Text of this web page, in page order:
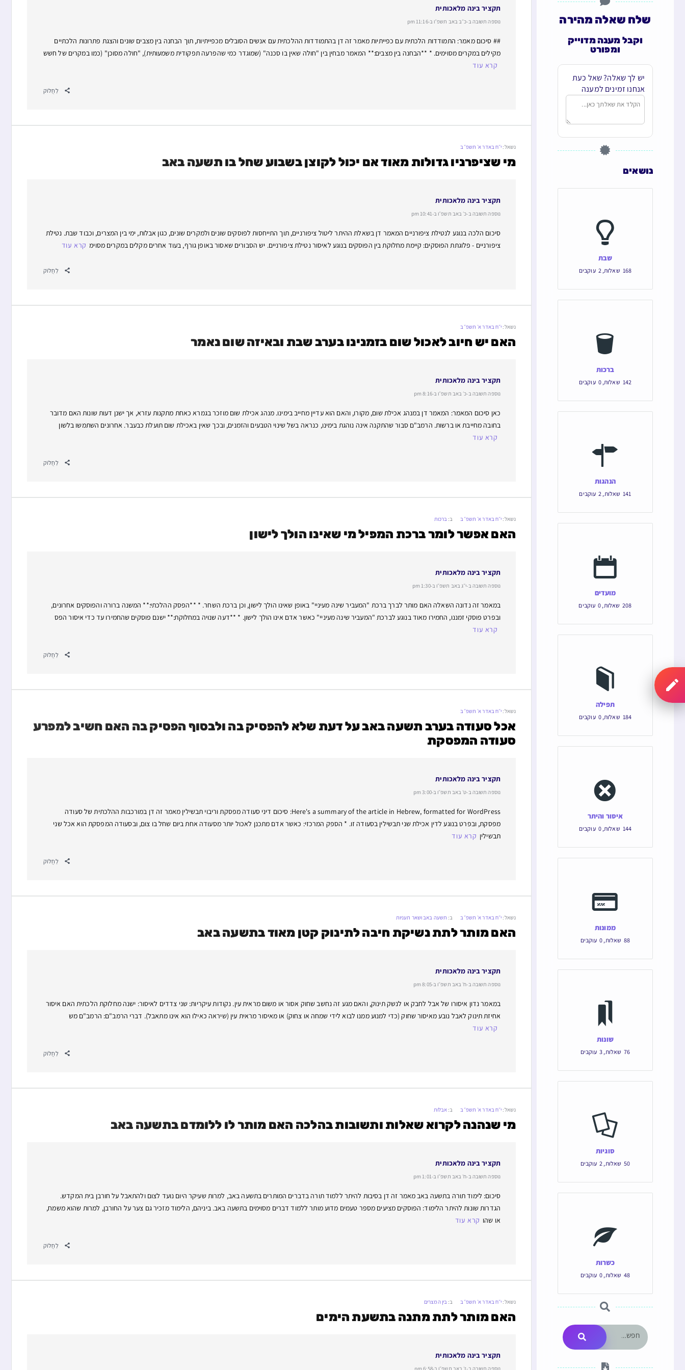
תקציר בינה מלאכותית
נוספה תשובה ב-כ״ב באב תשפ״ו ב-11:16 pm
## סיכום מאמר: התמודדות הלכתית עם כפייתיות מאמר זה דן בהתמודדות ההלכתית עם אנשים הסובלים מכפייתיות, תוך הבחנה בין מצבים שונים והצגת פתרונות הלכתיים
מקילים במקרים מסוימים. * **הבחנה בין מצבים:** המאמר מבחין בין "חולה שאין בו סכנה" (שמוגדר כמי שהפרעה תפקודית משמעותית), "חולה מסוכן" (כמו במקרים של חשש
קרא עוד
לַחֲלוֹק
נשאל: י״ח באדר א׳ תשפ״ב
מי שציפרניו גדולות מאוד אם יכול לקוצן בשבוע שחל בו תשעה באב
תקציר בינה מלאכותית
נוספה תשובה ב-כ׳ באב תשפ״ו ב-10:41 pm
סיכום הלכה בנוגע לנטילת ציפורניים המאמר דן בשאלת ההיתר ליטול ציפורניים, תוך התייחסות לפוסקים שונים ולמקרים שונים, כגון אבלות, ימי בין המצרים, וכבוד שבת. נטילת
ציפורניים - פלוגתת הפוסקים: קיימת מחלוקת בין הפוסקים בנוגע לאיסור נטילת ציפורניים. יש הסבורים שאסור באופן גורף, בעוד אחרים מקלים במקרים מסוימ קרא עוד
לַחֲלוֹק
נשאל: י״ח באדר א׳ תשפ״ב
האם יש חיוב לאכול שום בזמנינו בערב שבת ובאיזה שום נאמר
תקציר בינה מלאכותית
נוספה תשובה ב-כ׳ באב תשפ״ו ב-8:16 pm
כאן סיכום המאמר: המאמר דן במנהג אכילת שום, מקורו, והאם הוא עדיין מחייב בימינו. מנהג אכילת שום מוזכר בגמרא כאחת מתקנות עזרא, אך ישנן דעות שונות האם מדובר
בחובה מחייבת או ברשות. הרמב"ם סבור שהתקנה אינה נוהגת בימינו, כנראה בשל שינוי הטבעים והזמנים, ובכך שאין באכילת שום תועלת כבעבר. אחרונים השתמשו בלשון
קרא עוד
לַחֲלוֹק
נשאל: י״ח באדר א׳ תשפ״ב ב: ברכות
האם אפשר לומר ברכת המפיל מי שאינו הולך לישון
תקציר בינה מלאכותית
נוספה תשובה ב-י״ג באב תשפ״ו ב-1:30 pm
במאמר זה נדונה השאלה האם מותר לברך ברכת "המעביר שינה מעיניי" באופן שאינו הולך לישון, וכן ברכת השחר. * **הפסק ההלכתי:** המשנה ברורה והפוסקים אחרונים,
ובפרט פוסקי זמננו, החמירו מאוד בנוגע לברכת "המעביר שינה מעיניי" כאשר אדם אינו הולך לישון. * **דעה שנויה במחלוקת:** ישנם פוסקים שהחמירו עד כדי איסור הפס
קרא עוד
לַחֲלוֹק
נשאל: י״ח באדר א׳ תשפ״ב
אכל סעודה בערב תשעה באב על דעת שלא להפסיק בה ולבסוף הפסיק בה האם חשיב למפרע
סעודה המפסקת
תקציר בינה מלאכותית
נוספה תשובה ב-ט׳ באב תשפ״ו ב-3:00 pm
Here's a summary of the article in Hebrew, formatted for WordPress: סיכום דיני סעודה מפסקת וריבוי תבשילין מאמר זה דן במורכבות ההלכתית של סעודה
מפסקת, ובפרט בנוגע לדין אכילת שני תבשילין בסעודה זו. * הספק המרכזי: כאשר אדם מתכנן לאכול יותר מסעודה אחת ביום שחל בו צום, ובסעודה המפסקת הוא אכל שני
תבשילין קרא עוד
לַחֲלוֹק
נשאל: י״ח באדר א׳ תשפ״ב ב: תשעה באב ושאר תעניות
האם מותר לתת נשיקת חיבה לתינוק קטן מאוד בתשעה באב
תקציר בינה מלאכותית
נוספה תשובה ב-ח׳ באב תשפ״ו ב-8:05 pm
במאמר נדון איסורו של אבל לחבק או לנשק תינוק, והאם מגע זה נחשב שחוק אסור או משום מראית עין. נקודות עיקריות: שני צדדים לאיסור: ישנה מחלוקת הלכתית האם איסור
אחיזת תינוק לאבל נובע מאיסור שחוק (כדי למנוע ממנו לבוא לידי שמחה או צחוק) או מאיסור מראית עין (שיראה כאילו הוא אינו מתאבל). דברי הרמב"ם: הרמב"ם מש
קרא עוד
לַחֲלוֹק
נשאל: י״ח באדר א׳ תשפ״ב ב: אבלות
מי שנהנה לקרוא שאלות ותשובות בהלכה האם מותר לו ללומדם בתשעה באב
תקציר בינה מלאכותית
נוספה תשובה ב-ח׳ באב תשפ״ו ב-1:01 pm
סיכום: לימוד תורה בתשעה באב מאמר זה דן בסיבות להיתר ללמוד תורה בדברים המותרים בתשעה באב, למרות שעיקר היום נועד לצום ולהתאבל על חורבן בית המקדש.
הגדרות שונות להיתר הלימוד: הפוסקים מציעים מספר טעמים מדוע מותר ללמוד דברים מסוימים בתשעה באב. ביניהם, הלימוד מזכיר גם צער על החורבן, למרות שהוא משמח,
או שהו קרא עוד
לַחֲלוֹק
נשאל: י״ח באדר א׳ תשפ״ב ב: בין המצרים
האם מותר לתת מתנה בתשעת הימים
תקציר בינה מלאכותית
נוספה תשובה ב-ז׳ באב תשפ״ו ב-6:58 pm
שלח שאלה מהירה
וקבל מענה מדוייק
ומפורט
יש לך שאלה? שאל כעת
אנחנו זמינים למענה
נושאים
שבת
168 שאלות,
2 עוקבים
ברכות
142 שאלות,
0 עוקבים
הנהגות
141 שאלות,
2 עוקבים
מועדים
208 שאלות,
0 עוקבים
תפילה
184 שאלות,
0 עוקבים
איסור והיתר
144 שאלות,
0 עוקבים
ממונות
88 שאלות,
0 עוקבים
שונות
76 שאלות,
3 עוקבים
סוגיות
50 שאלות,
2 עוקבים
כשרות
48 שאלות,
0 עוקבים